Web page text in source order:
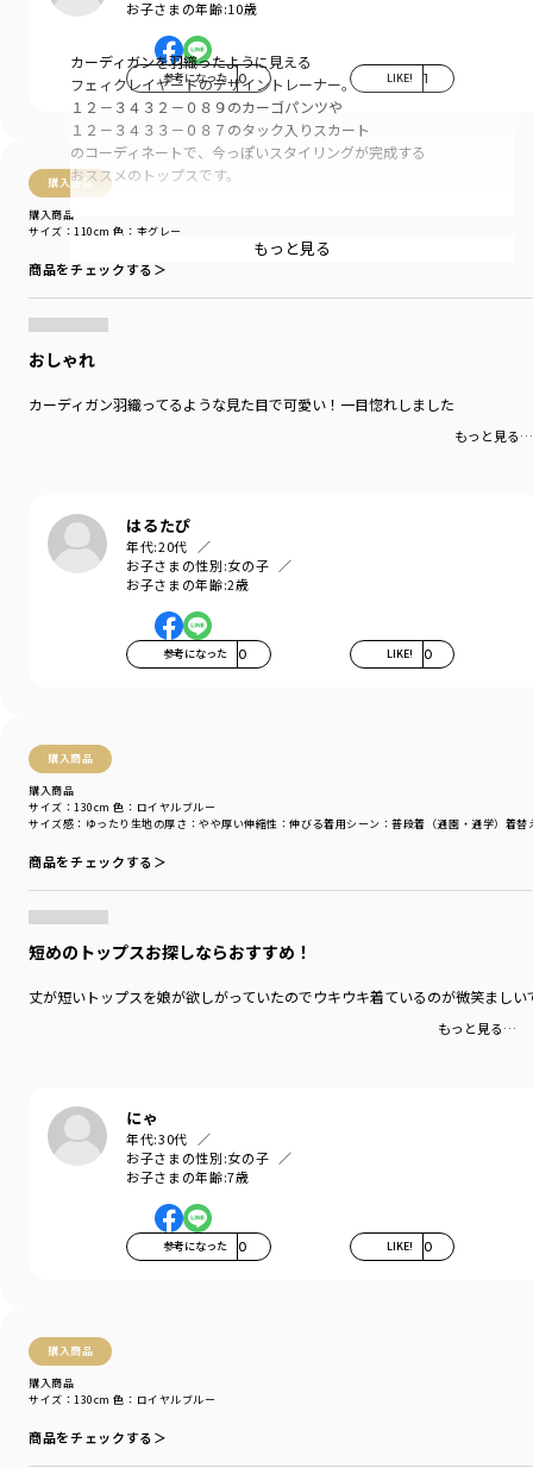
お子さまの年齢:10歳
参考になった 0 LIKE! 1
購入商品
購入商品
サイズ：110cm 色：杢グレー
商品をチェックする＞
おしゃれ
カーディガン羽織ってるような見た目で可愛い！一目惚れしました
もっと見る…
はるたぴ
年代:20代
お子さまの性別:女の子
お子さまの年齢:2歳
参考になった 0 LIKE! 0
購入商品
購入商品
サイズ感 ：ゆったり 生地の厚さ ：やや厚い伸縮性 ：伸びる着用シーン ：普段着（通園・通学） 着替
サイズ：130cm 色：ロイヤルブルー
商品をチェックする＞
短めのトップスお探しならおすすめ！
丈が短いトップスを娘が欲しがっていたのでウキウキ着ているのが微笑まし
もっと見る…
にゃ
年代:30代
お子さまの性別:女の子
お子さまの年齢:7歳
参考になった 0 LIKE! 0
購入商品
購入商品
サイズ：130cm 色：ロイヤルブルー
商品をチェックする＞
カーディガンを羽織ったように見える
フェィクレイヤードのデザイントレーナー。
１２－３４３２－０８９のカーゴパンツや
１２－３４３３－０８７のタック入りスカート
のコーディネートで、今っぽいスタイリングが完成する
おススメのトップスです。
-----
透け感：なし
伸縮性：あり
モデル：身長108cm 体重15.5kg
サイズ：サイズ110
ブランド ／branshes
商品番号
／12-3404-099
もっと見る